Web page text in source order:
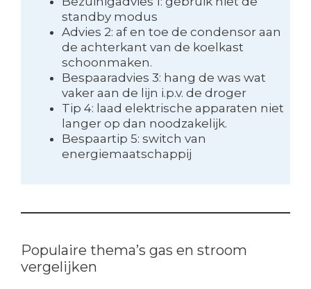
standby modus
Advies 2: af en toe de condensor aan
de achterkant van de koelkast
schoonmaken.
Bespaaradvies 3: hang de was wat
vaker aan de lijn i.p.v. de droger
Tip 4: laad elektrische apparaten niet
langer op dan noodzakelijk.
Bespaartip 5: switch van
energiemaatschappij
Populaire thema’s gas en stroom
vergelijken